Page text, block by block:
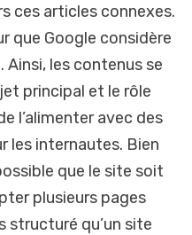
ces articles connexes.
que Google considère
Ainsi, les contenus se
principal et le rôle
l’alimenter avec des
les internautes. Bien
que le site soit
plusieurs pages
structuré qu’un site